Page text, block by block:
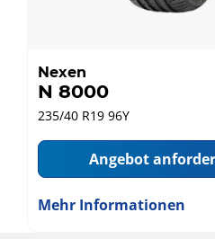
Nexen
N 8000
235/40 R19 96Y
Angebot
Mehr Informationen